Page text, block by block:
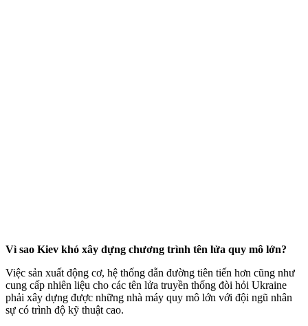
Vì sao Kiev khó xây dựng chương trình tên lửa quy mô lớn?
Việc sản xuất động cơ, hệ thống dẫn đường tiên tiến hơn cũng như
cung cấp nhiên liệu cho các tên lửa truyền thống đòi hỏi Ukraine
phải xây dựng được những nhà máy quy mô lớn với đội ngũ nhân
sự có trình độ kỹ thuật cao.